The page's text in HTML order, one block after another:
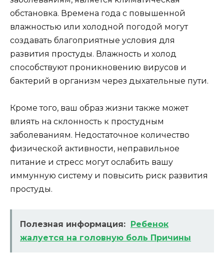
обстановка. Времена года с повышенной
влажностью или холодной погодой могут
создавать благоприятные условия для
развития простуды. Влажность и холод
способствуют проникновению вирусов и
бактерий в организм через дыхательные пути.
Кроме того, ваш образ жизни также может
влиять на склонность к простудным
заболеваниям. Недостаточное количество
физической активности, неправильное
питание и стресс могут ослабить вашу
иммунную систему и повысить риск развития
простуды.
Полезная информация:
Ребенок
жалуется на головную боль Причины